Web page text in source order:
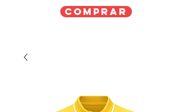
Comprar